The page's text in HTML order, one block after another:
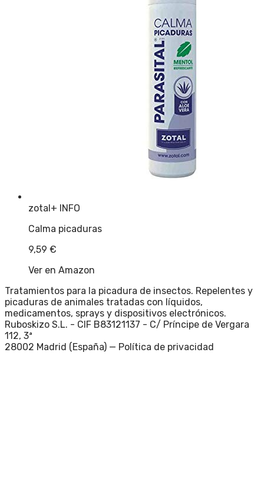
zotal+ INFO
Calma picaduras
9,59 €
Ver en Amazon
Tratamientos para la picadura de insectos. Repelentes y
picaduras de animales tratadas con líquidos,
medicamentos, sprays y dispositivos electrónicos.
Ruboskizo S.L. - CIF B83121137 - C/ Príncipe de Vergara
112, 3ª
28002 Madrid (España) — Política de privacidad